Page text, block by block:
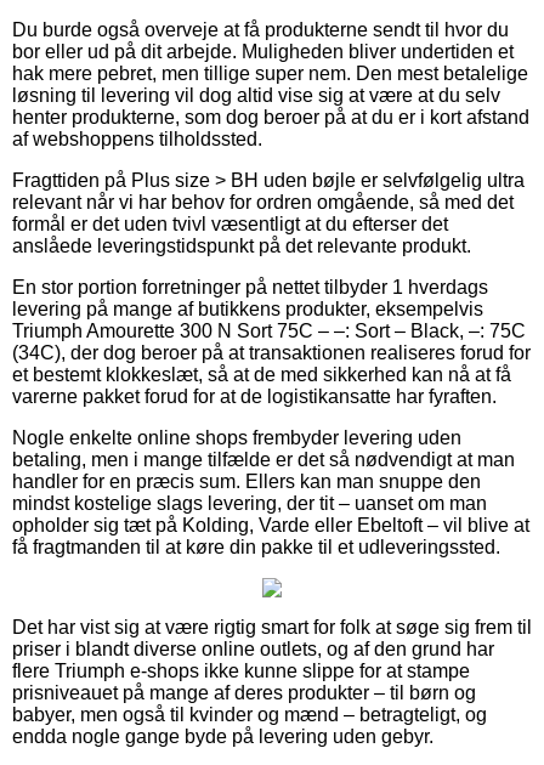
Du burde også overveje at få produkterne sendt til hvor du
bor eller ud på dit arbejde. Muligheden bliver undertiden et
hak mere pebret, men tillige super nem. Den mest betalelige
løsning til levering vil dog altid vise sig at være at du selv
henter produkterne, som dog beroer på at du er i kort afstand
af webshoppens tilholdssted.
Fragttiden på Plus size > BH uden bøjle er selvfølgelig ultra
relevant når vi har behov for ordren omgående, så med det
formål er det uden tvivl væsentligt at du efterser det
anslåede leveringstidspunkt på det relevante produkt.
En stor portion forretninger på nettet tilbyder 1 hverdags
levering på mange af butikkens produkter, eksempelvis
Triumph Amourette 300 N Sort 75C – –: Sort – Black, –: 75C
(34C), der dog beroer på at transaktionen realiseres forud for
et bestemt klokkeslæt, så at de med sikkerhed kan nå at få
varerne pakket forud for at de logistikansatte har fyraften.
Nogle enkelte online shops frembyder levering uden
betaling, men i mange tilfælde er det så nødvendigt at man
handler for en præcis sum. Ellers kan man snuppe den
mindst kostelige slags levering, der tit – uanset om man
opholder sig tæt på Kolding, Varde eller Ebeltoft – vil blive at
få fragtmanden til at køre din pakke til et udleveringssted.
Det har vist sig at være rigtig smart for folk at søge sig frem til
priser i blandt diverse online outlets, og af den grund har
flere Triumph e-shops ikke kunne slippe for at stampe
prisniveauet på mange af deres produkter – til børn og
babyer, men også til kvinder og mænd – betragteligt, og
endda nogle gange byde på levering uden gebyr.